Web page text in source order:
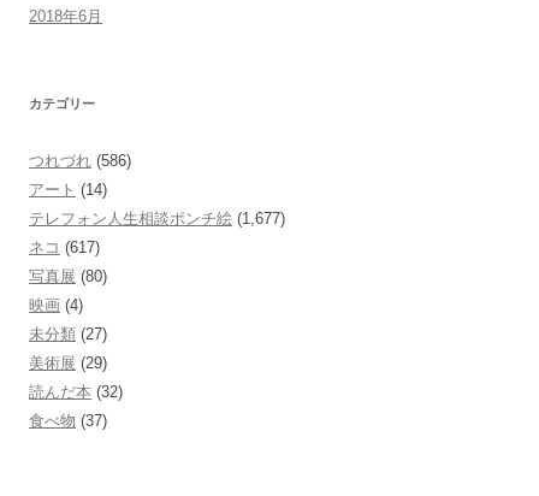
2018年6月
カテゴリー
つれづれ (586)
アート (14)
テレフォン人生相談ポンチ絵 (1,677)
ネコ (617)
写真展 (80)
映画 (4)
未分類 (27)
美術展 (29)
読んだ本 (32)
食べ物 (37)